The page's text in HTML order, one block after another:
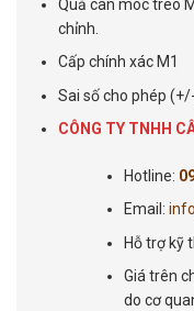
Quả cân móc treo
chỉnh.
Cấp chính xác M1
Sai số cho phép
CÔNG TY TNHH
Hotline:
Email:
Hỗ trợ kỹ
Giá trên
do cơ